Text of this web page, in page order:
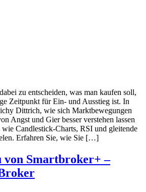
zu entscheiden, was man kaufen soll,
Zeitpunkt für Ein- und Ausstieg ist. In
Dittrich, wie sich Marktbewegungen
Angst und Gier besser verstehen lassen
Candlestick-Charts, RSI und gleitende
Erfahren Sie, wie Sie […]
von Smartbroker+ –